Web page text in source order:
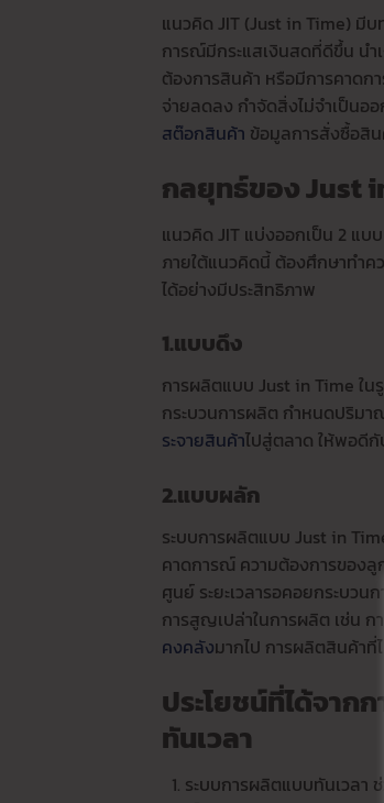
แนวคิด JIT (Just in Time) มี
การณ์มีกระแสเงินสดที่ดีขึ้น นำ
ต้องการสินค้า หรือมีการคาดก
จ่ายลดลง กำจัดสิ่งไม่จำเป็นอ
สต๊อกสินค้า ข้อมูลการสั่งซื้อสิ
กลยุทธ์ของ Just
แนวคิด JIT แบ่งออกเป็น 2 แบ
ภายใต้แนวคิดนี้ ต้องศึกษาทำค
ได้อย่างมีประสิทธิภาพ
1.แบบดึง
การผลิตแบบ Just in Time ใ
กระบวนการผลิต กำหนดปริมา
ระจายสินค้าไปสู่ตลาด ให้พอดี
2.แบบผลัก
ระบบการผลิตแบบ Just in
คาดการณ์ ความต้องการของลู
ศูนย์ ระยะเวลารอคอยกระบว
การสูญเปล่าในการผลิต เช่น ก
คงคลังมากไป การผลิตสินค้าที่
ประโยชน์ที่ได้จาก
ทันเวลา
ระบบการผลิตแบบทันเวลา